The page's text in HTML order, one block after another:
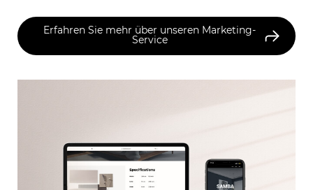
Erfahren Sie mehr über unseren Marketing-
Service